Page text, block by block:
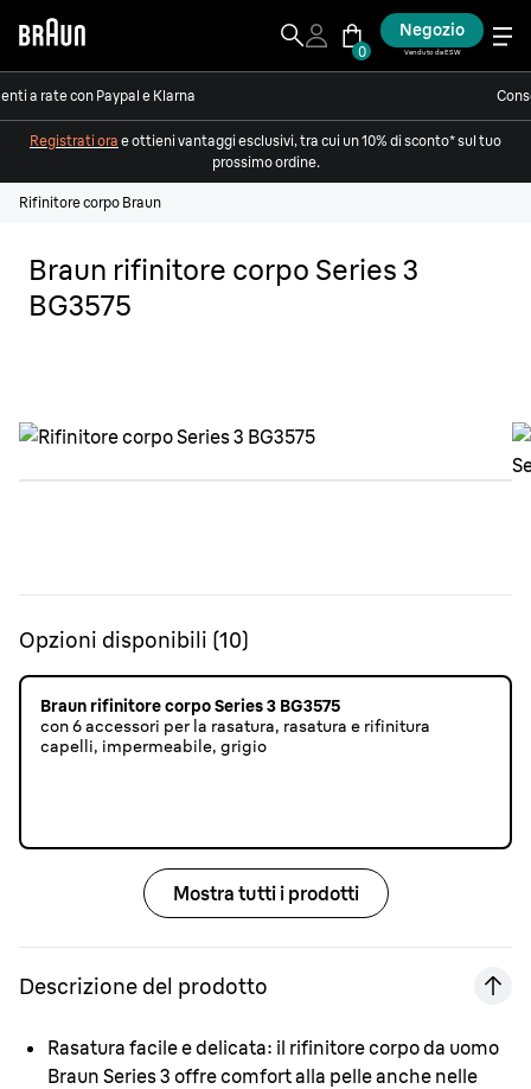
0
Negozio
Venduto da ESW
a rate con Paypal e Klarna
Registrati ora e ottieni vantaggi esclusivi, tra cui un 10% di sconto* sul tuo
prossimo ordine.
Rifinitore corpo Braun
Braun rifinitore corpo Series 3
BG3575
Opzioni disponibili (10)
Braun rifinitore corpo Series 3 BG3575
con 6 accessori per la rasatura, rasatura e rifinitura
capelli, impermeabile, grigio
Mostra tutti i prodotti
Descrizione del prodotto
Rasatura facile e delicata: il rifinitore corpo da uomo
Braun Series 3 offre comfort alla pelle anche nelle